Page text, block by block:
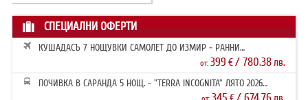
СПЕЦИАЛНИ ОФЕРТИ
КУШАДАСЪ 7 НОЩУВКИ САМОЛЕТ ДО ИЗМИР - РАННИ
от:399 €/ 780.38лв.
ПОЧИВКА В САРАНДА 5 НОЩ. - "TERRA INCOGNITA" ЛЯТО 2026